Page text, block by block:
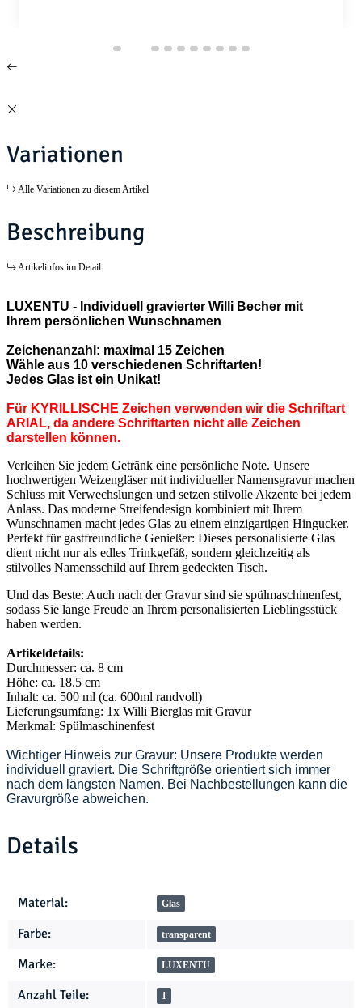
Variationen
Alle Variationen zu diesem Artikel
Beschreibung
Artikelinfos im Detail
LUXENTU - Individuell gravierter Willi Becher mit
Ihrem persönlichen Wunschnamen
Zeichenanzahl: maximal 15 Zeichen
Wähle aus 10 verschiedenen Schriftarten!
Jedes Glas ist ein Unikat!
Für KYRILLISCHE Zeichen verwenden wir die Schriftart
ARIAL, da andere Schriftarten nicht alle Zeichen
darstellen können.
Verleihen Sie jedem Getränk eine persönliche Note. Unsere
hochwertigen Weizengläser mit individueller Namensgravur machen
Schluss mit Verwechslungen und setzen stilvolle Akzente bei jedem
Anlass. Das moderne Streifendesign kombiniert mit Ihrem
Wunschnamen macht jedes Glas zu einem einzigartigen Hingucker.
Perfekt für gastfreundliche Genießer: Dieses personalisierte Glas
dient nicht nur als edles Trinkgefäß, sondern gleichzeitig als
stilvolles Namensschild auf Ihrem gedeckten Tisch.
Und das Beste: Auch nach der Gravur sind sie spülmaschinenfest,
sodass Sie lange Freude an Ihrem personalisierten Lieblingsstück
haben werden.
Artikeldetails:
Durchmesser: ca. 8 cm
Höhe: ca. 18.5 cm
Inhalt: ca. 500 ml (ca. 600ml randvoll)
Lieferungsumfang: 1x Willi Bierglas mit Gravur
Merkmal: Spülmaschinenfest
Wichtiger Hinweis zur Gravur: Unsere Produkte werden
individuell graviert. Die Schriftgröße orientiert sich immer
nach dem längsten Namen. Bei Nachbestellungen kann die
Gravurgröße abweichen.
Details
Produkteigenschaft
Wert
Material: Glas
Farbe: transparent
Marke: LUXENTU
Anzahl Teile: 1